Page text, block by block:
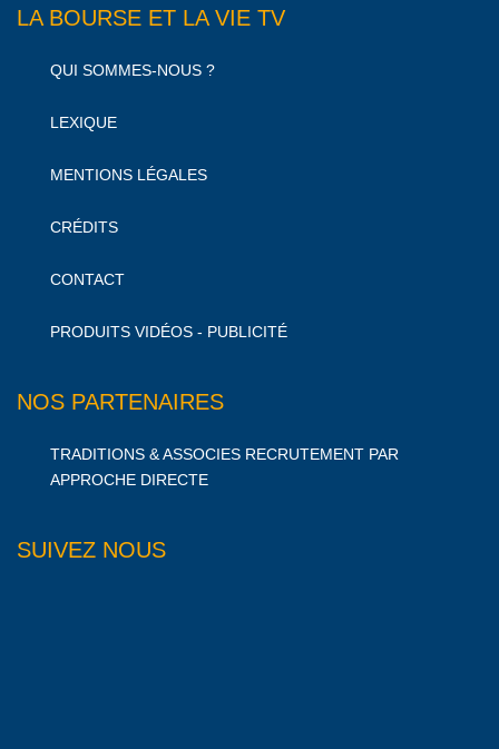
LA BOURSE ET LA VIE TV
QUI SOMMES-NOUS ?
LEXIQUE
MENTIONS LÉGALES
CRÉDITS
CONTACT
PRODUITS VIDÉOS - PUBLICITÉ
NOS PARTENAIRES
TRADITIONS & ASSOCIES RECRUTEMENT PAR
APPROCHE DIRECTE
SUIVEZ NOUS